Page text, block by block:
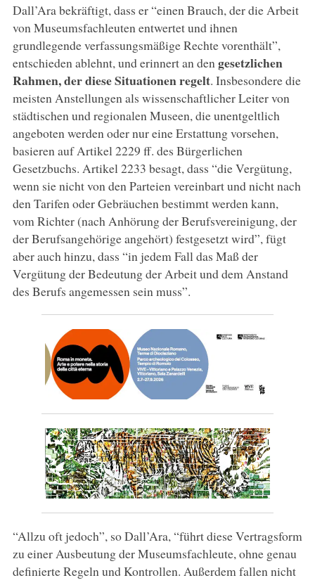
Dall’Ara bekräftigt, dass er “einen Brauch, der die Arbeit
von Museumsfachleuten entwertet und ihnen
grundlegende verfassungsmäßige Rechte vorenthält”,
entschieden ablehnt, und erinnert an den gesetzlichen
Rahmen, der diese Situationen regelt. Insbesondere die
meisten Anstellungen als wissenschaftlicher Leiter von
städtischen und regionalen Museen, die unentgeltlich
angeboten werden oder nur eine Erstattung vorsehen,
basieren auf Artikel 2229 ff. des Bürgerlichen
Gesetzbuchs. Artikel 2233 besagt, dass “die Vergütung,
wenn sie nicht von den Parteien vereinbart und nicht nach
den Tarifen oder Gebräuchen bestimmt werden kann,
vom Richter (nach Anhörung der Berufsvereinigung, der
der Berufsangehörige angehört) festgesetzt wird”, fügt
aber auch hinzu, dass “in jedem Fall das Maß der
Vergütung der Bedeutung der Arbeit und dem Anstand
des Berufs angemessen sein muss”.
“Allzu oft jedoch”, so Dall’Ara, “führt diese Vertragsform
zu einer Ausbeutung der Museumsfachleute, ohne genau
definierte Regeln und Kontrollen. Außerdem fallen nicht